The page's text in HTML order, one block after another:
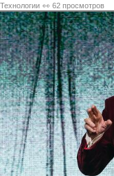
Технологии 👀 62 просмотров